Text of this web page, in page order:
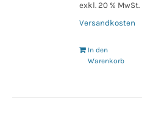
exkl. 20 % MwSt.
Versandkosten
In den
Warenkorb